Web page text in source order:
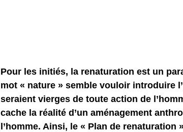
Pour les initiés, la renaturation est un
mot « nature » semble vouloir introduire
seraient vierges de toute action de
cache la réalité d’un aménagement
l’homme. Ainsi, le « Plan de renaturation